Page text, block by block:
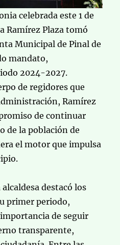
celebrada este 1 de
Ramírez Plaza tomó
Municipal de Pinal de
mandato,
2024-2027.
de regidores que
Ramírez
de continuar
de la población de
el motor que impulsa
destacó los
primer periodo,
de seguir
transparente,